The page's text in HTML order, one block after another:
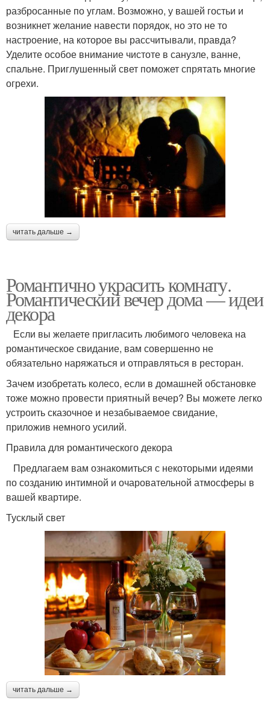
разбросанные по углам. Возможно, у вашей гостьи и
возникнет желание навести порядок, но это не то
настроение, на которое вы рассчитывали, правда?
Уделите особое внимание чистоте в санузле, ванне,
спальне. Приглушенный свет поможет спрятать многие
огрехи.
читать дальше →
Романтично украсить комнату.
Романтический вечер дома — идеи
декора
Если вы желаете пригласить любимого человека на
романтическое свидание, вам совершенно не
обязательно наряжаться и отправляться в ресторан.
Зачем изобретать колесо, если в домашней обстановке
тоже можно провести приятный вечер? Вы можете легко
устроить сказочное и незабываемое свидание,
приложив немного усилий.
Правила для романтического декора
Предлагаем вам ознакомиться с некоторыми идеями
по созданию интимной и очаровательной атмосферы в
вашей квартире.
Тусклый свет
читать дальше →